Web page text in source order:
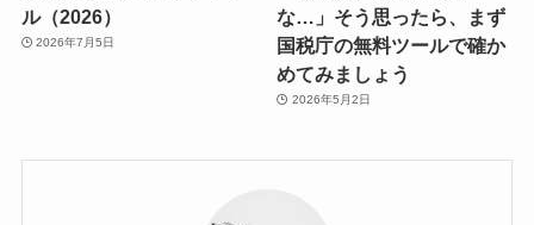
ル（2026）
2026年7月5日
な…」そう思ったら、まず
国税庁の無料ツールで確か
めてみましょう
2026年5月2日